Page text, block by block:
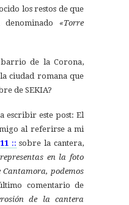
los restos de que
«Torre
de la Corona,
ciudad romana que
de SEKIA?
escribir este post: El
al referirse a mi
:: sobre la cantera,
en la foto
podemos
comentario de
de la cantera